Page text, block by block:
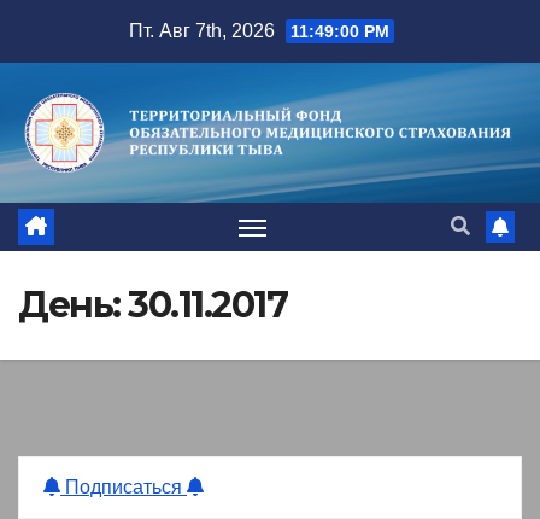
содержимому
Пт. Авг 7th, 2026 11:49:01 PM
День:30.11.2017
Подписаться